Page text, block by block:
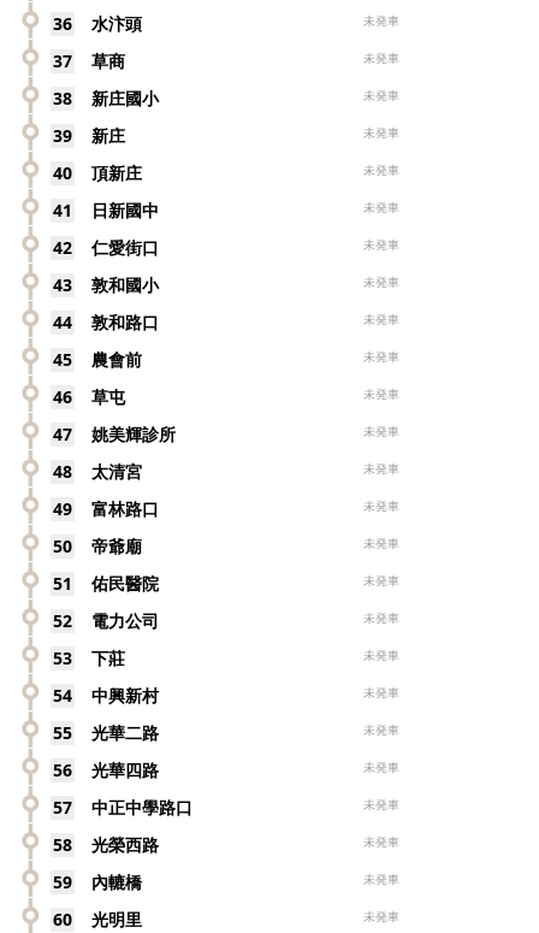
36 水汴頭 未発車
37 草商 未発車
38 新庄國小 未発車
39 新庄 未発車
40 頂新庄 未発車
41 日新國中 未発車
42 仁愛街口 未発車
43 敦和國小 未発車
44 敦和路口 未発車
45 農會前 未発車
46 草屯 未発車
47 姚美輝診所 未発車
48 太清宮 未発車
49 富林路口 未発車
50 帝爺廟 未発車
51 佑民醫院 未発車
52 電力公司 未発車
53 下莊 未発車
54 中興新村 未発車
55 光華二路 未発車
56 光華四路 未発車
57 中正中學路口 未発車
58 光榮西路 未発車
59 內轆橋 未発車
60 光明里 未発車